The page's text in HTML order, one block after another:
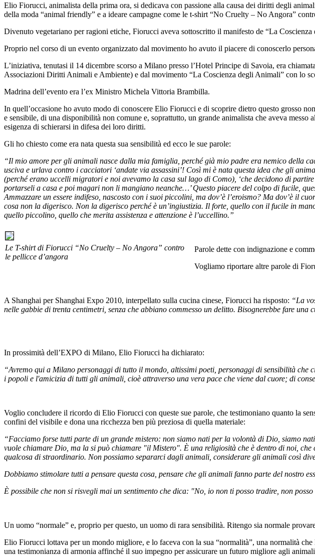
Elio Fiorucci, animalista della prima ora, si dedicava con passione alla causa dei diritti degli
della moda “animal friendly” e a ideare campagne come le t-shirt “No Cruelty – No Angora”
Divenuto vegetariano per ragioni etiche, Fiorucci aveva sottoscritto il manifesto de “La
Proprio nel corso di un evento organizzato dal movimento ho avuto il piacere di conoscerlo
L’iniziativa, tenutasi il 14 dicembre scorso a Milano presso l’Hotel Principe di Savoia, era
Associazioni Diritti Animali e Ambiente) e dal movimento “La Coscienza degli Animali” con lo
Madrina dell’evento era l’ex Ministro Michela Vittoria Brambilla.
In quell’occasione ho avuto modo di conoscere Elio Fiorucci e di scoprire dietro questo grosso
e sensibile, di una disponibilità non comune e, soprattutto, un grande animalista che aveva messo
esigenza di schierarsi in difesa dei loro diritti.
Gli ho chiesto come era nata questa sua sensibilità ed ecco le sue parole:
“Il mio amore per gli animali nasce dalla mia famiglia, perché già mio padre era nemico della
usciva e urlava contro i cacciatori ‘andate via assassini’! Così mi è nata questa idea che gli
(perché erano uccelli migratori e noi avevamo la casa sul lago di Como), ‘che decidono di
portarseli a casa e poi magari non li mangiano neanche…’ Questo piacere del colpo di fucile,
Ammazzare un essere indifeso, nascosto con i suoi piccolini, ma dov’è l’eroismo? Ma dov’è il
cosa non la digerisco. Non la digerisco perché è un’ingiustizia. Il forte, quello con il fucile in
quello piccolino, quello che merita assistenza e attenzione è l’uccellino.”
Le T-shirt di Fiorucci “No Cruelty – No Angora” contro
le pellicce d’angora
Parole dette con indignazione e
Vogliamo riportare altre parole di
A Shanghai per Shanghai Expo 2010, interpellato sulla cucina cinese, Fiorucci ha risposto: “La
nelle gabbie di trenta centimetri, senza che abbiano commesso un delitto. Bisognerebbe fare una
In prossimità dell’EXPO di Milano, Elio Fiorucci ha dichiarato:
“Avremo qui a Milano personaggi di tutto il mondo, altissimi poeti, personaggi di sensibilità
i popoli e l'amicizia di tutti gli animali, cioè attraverso una vera pace che viene dal cuore; di
Voglio concludere il ricordo di Elio Fiorucci con queste sue parole, che testimoniano quanto la
confini del visibile e dona una ricchezza ben più preziosa di quella materiale:
“Facciamo forse tutti parte di un grande mistero: non siamo nati per la volontà di Dio, siamo
vuole chiamare Dio, ma la si può chiamare "il Mistero". È una religiosità che è dentro di noi,
qualcosa di straordinario. Non possiamo separarci dagli animali, considerare gli animali così
Dobbiamo stimolare tutti a pensare questa cosa, pensare che gli animali fanno parte del nostro
È possibile che non si risvegli mai un sentimento che dica: "No, io non ti posso tradire, non
Un uomo “normale” e, proprio per questo, un uomo di rara sensibilità. Ritengo sia normale
Elio Fiorucci lottava per un mondo migliore, e lo faceva con la sua “normalità”, una normalità
una testimonianza di armonia affinché il suo impegno per assicurare un futuro migliore agli